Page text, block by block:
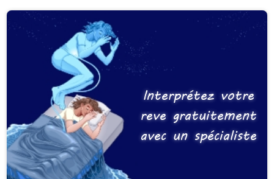
Interprétez votre
reve gratuitement
avec un spécialiste